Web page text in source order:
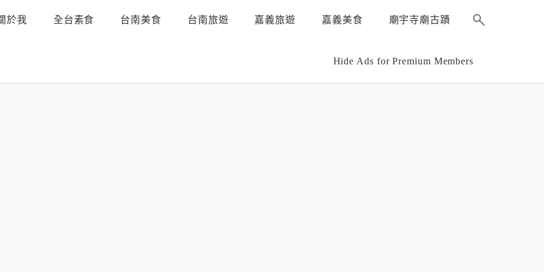
於我 全台素食 台南美食 台南旅遊 嘉義旅遊 嘉義美食 廟宇寺廟古蹟
Hide Ads for Premium Members